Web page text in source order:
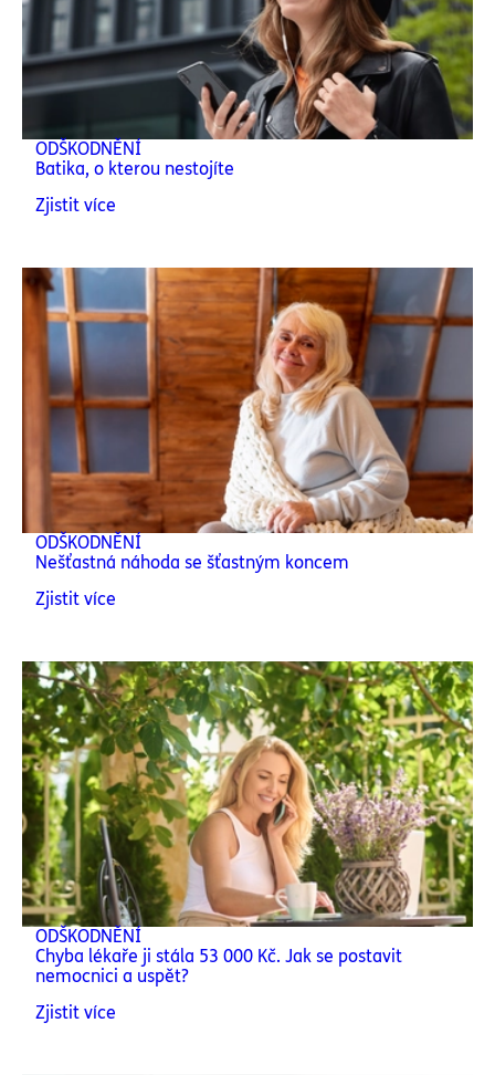
ODŠKODNĚNÍ
Batika, o kterou nestojíte
Zjistit více
ODŠKODNĚNÍ
Nešťastná náhoda se šťastným koncem
Zjistit více
ODŠKODNĚNÍ
Chyba lékaře ji stála 53 000 Kč. Jak se postavit
nemocnici a uspět?
Zjistit více